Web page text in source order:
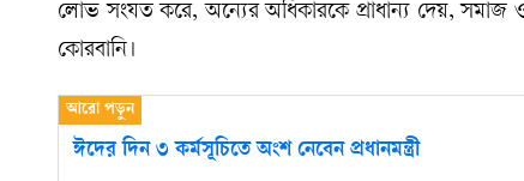
লোভ সংযত করে, অন্যের অধিকারকে প্রাধান্য দেয়, সমাজ
কোরবানি।
ঈদের দিন ৩ কর্মসূচিতে অংশ নেবেন প্রধানমন্ত্রী